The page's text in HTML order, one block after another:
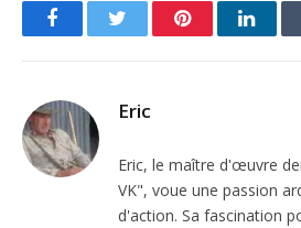
FacebookTwitter Pinterest
Eric
Eric, le maître d'œuvre
VK", voue une passion
d'action. Sa fascination